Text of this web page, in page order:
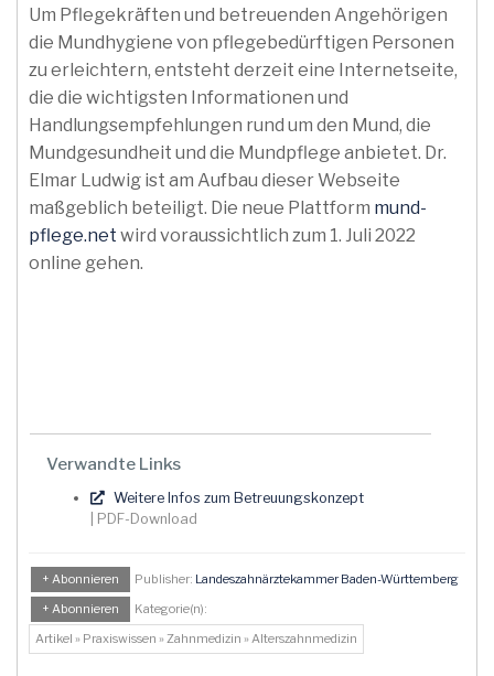
Um Pflegekräften und betreuenden Angehörigen
die Mundhygiene von pflegebedürftigen Personen
zu erleichtern, entsteht derzeit eine Internetseite,
die die wichtigsten Informationen und
Handlungsempfehlungen rund um den Mund, die
Mundgesundheit und die Mundpflege anbietet. Dr.
Elmar Ludwig ist am Aufbau dieser Webseite
maßgeblich beteiligt. Die neue Plattform mund-
pflege.net wird voraussichtlich zum 1. Juli 2022
online gehen.
Verwandte Links
Weitere Infos zum Betreuungskonzept
| PDF-Download
+ Abonnieren Publisher: Landeszahnärztekammer Baden-Württemberg
+ Abonnieren
Kategorie(n):
Artikel » Praxiswissen » Zahnmedizin » Alterszahnmedizin